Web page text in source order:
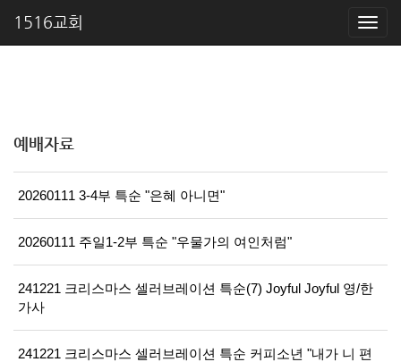
1516교회
예배자료
20260111 3-4부 특순 "은혜 아니면"
20260111 주일1-2부 특순 "우물가의 여인처럼"
241221 크리스마스 셀러브레이션 특순(7) Joyful Joyful 영/한
가사
241221 크리스마스 셀러브레이션 특순 커피소년 "내가 니 편